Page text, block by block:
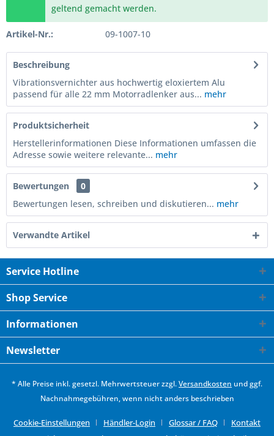
geltend gemacht werden.
Artikel-Nr.: 09-1007-10
Beschreibung
Vibrationsvernichter aus hochwertig eloxiertem Alu
passend für alle 22 mm Motorradlenker aus... mehr
Produktsicherheit
Herstellerinformationen Diese Informationen umfassen die
Adresse sowie weitere relevante... mehr
Bewertungen
0
Bewertungen lesen, schreiben und diskutieren... mehr
Verwandte Artikel
Service Hotline
Shop Service
Informationen
Newsletter
* Alle Preise inkl. gesetzl. Mehrwertsteuer zzgl.Versandkosten und ggf.
Nachnahmegebühren, wenn nicht anders beschrieben
Cookie-Einstellungen Händler-Login Glossar / FAQ
Kontakt